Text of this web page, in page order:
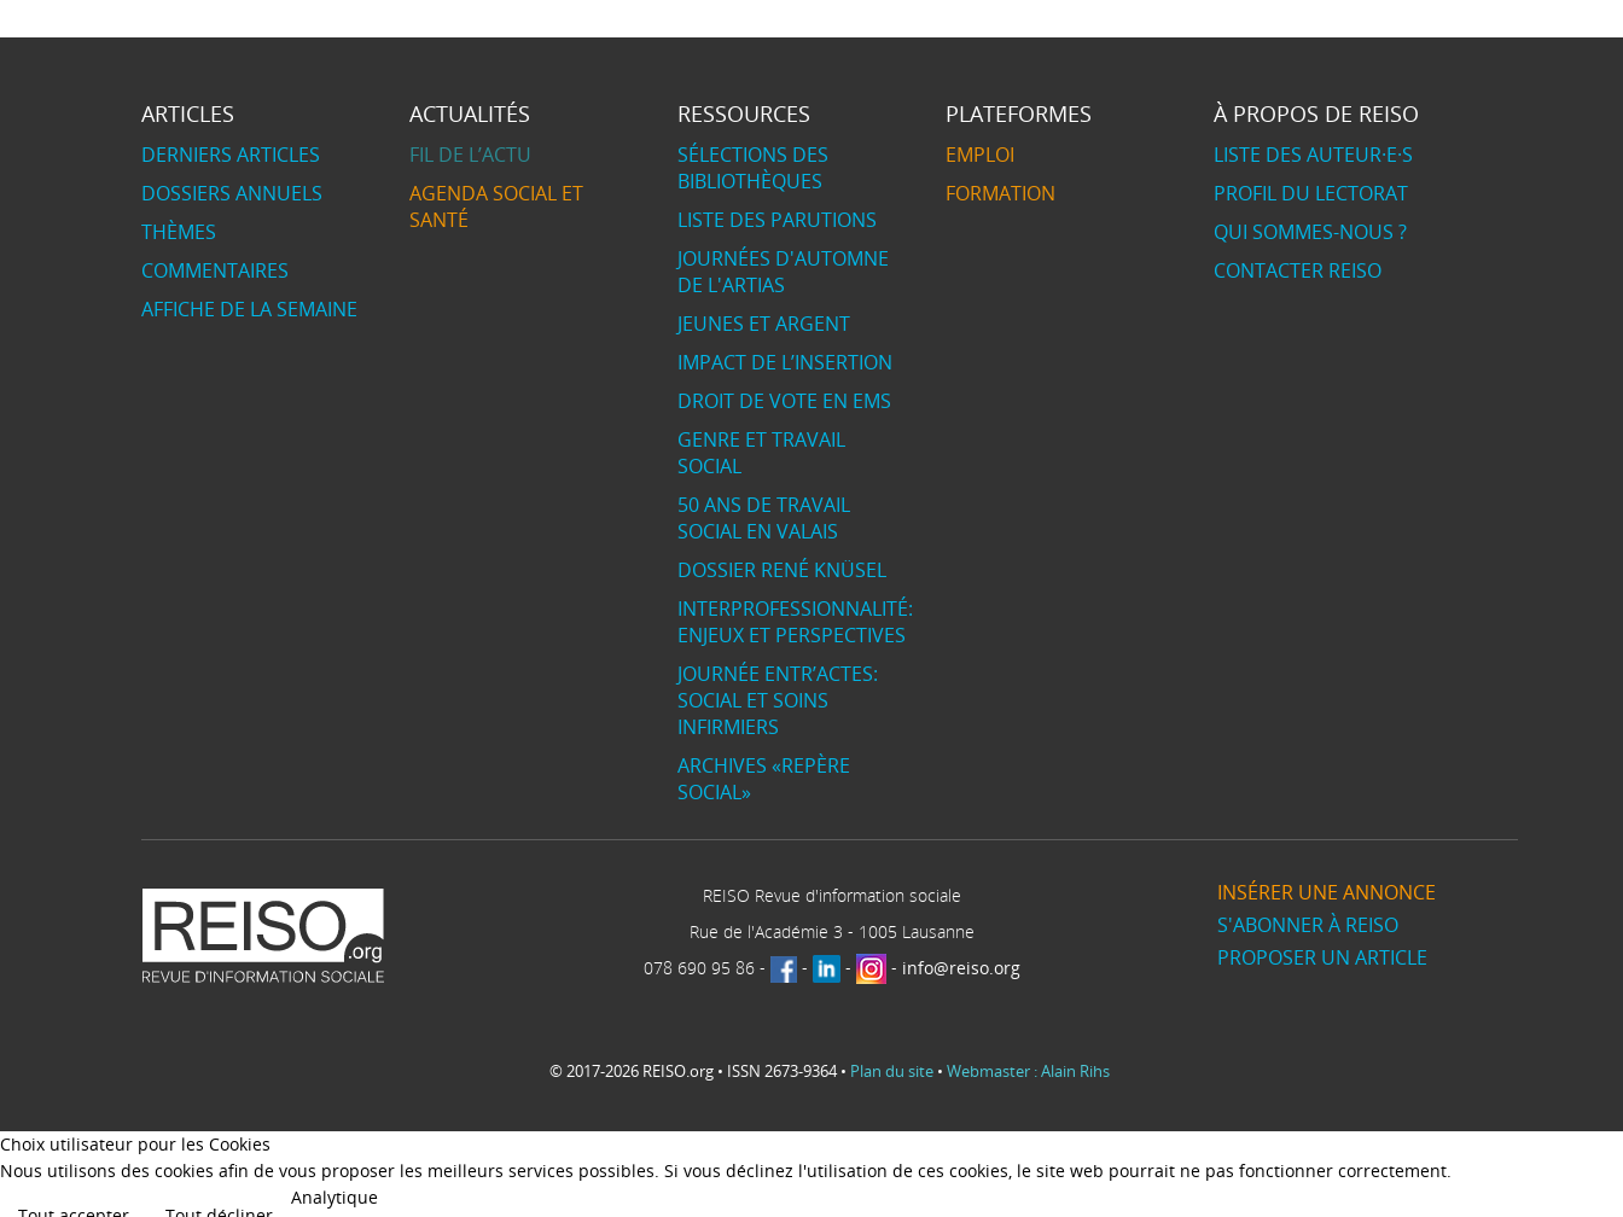
ARTICLES
DERNIERS ARTICLES
DOSSIERS ANNUELS
THÈMES
COMMENTAIRES
AFFICHE DE LA SEMAINE
ACTUALITÉS
FIL DE L’ACTU
AGENDA SOCIAL ET
SANTÉ
RESSOURCES
SÉLECTIONS DES
BIBLIOTHÈQUES
LISTE DES PARUTIONS
JOURNÉES D'AUTOMNE
DE L'ARTIAS
JEUNES ET ARGENT
IMPACT DE L’INSERTION
DROIT DE VOTE EN EMS
GENRE ET TRAVAIL
SOCIAL
50 ANS DE TRAVAIL
SOCIAL EN VALAIS
DOSSIER RENÉ KNÜSEL
INTERPROFESSIONNALITÉ:
ENJEUX ET PERSPECTIVES
JOURNÉE ENTR’ACTES:
SOCIAL ET SOINS
INFIRMIERS
ARCHIVES «REPÈRE
SOCIAL»
PLATEFORMES
EMPLOI
FORMATION
À PROPOS DE REISO
LISTE DES AUTEUR·E·S
PROFIL DU LECTORAT
QUI SOMMES-NOUS ?
CONTACTER REISO
REISO Revue d'information sociale
Rue de l'Académie 3 - 1005 Lausanne
078 690 95 86 - - - - info@reiso.org
INSÉRER UNE ANNONCE
S'ABONNER À REISO
PROPOSER UN ARTICLE
© 2017-2026 REISO.org • ISSN 2673-9364 • Plan du site • Webmaster : Alain Rihs
Choix utilisateur pour les Cookies
Nous utilisons des cookies afin de vous proposer les meilleurs services possibles. Si vous déclinez l'utilisation de ces cookies, le site web pourrait ne pas fonctionner correctement.
Analytique